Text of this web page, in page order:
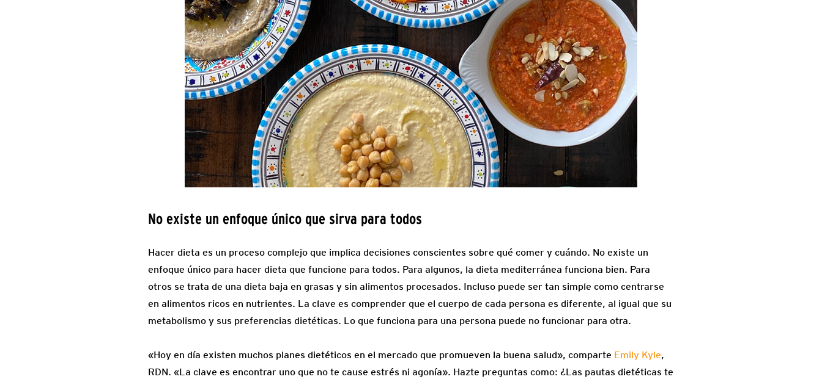
No existe un enfoque único que sirva para todos
Hacer dieta es un proceso complejo que implica decisiones conscientes sobre qué comer y cuándo. No existe un
enfoque único para hacer dieta que funcione para todos. Para algunos, la dieta mediterránea funciona bien. Para
otros se trata de una dieta baja en grasas y sin alimentos procesados. Incluso puede ser tan simple como centrarse
en alimentos ricos en nutrientes. La clave es comprender que el cuerpo de cada persona es diferente, al igual que su
metabolismo y sus preferencias dietéticas. Lo que funciona para una persona puede no funcionar para otra.
«Hoy en día existen muchos planes dietéticos en el mercado que promueven la buena salud», comparte Emily Kyle,
RDN. «La clave es encontrar uno que no te cause estrés ni agonía». Hazte preguntas como: ¿Las pautas dietéticas te